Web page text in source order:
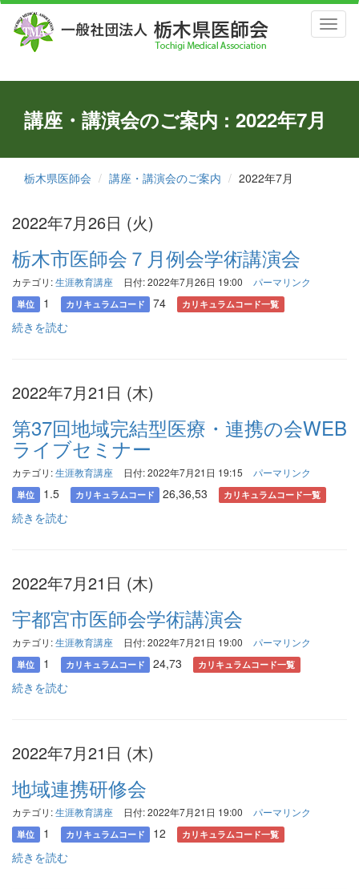
講座・講演会のご案内 : 2022年7月
栃木県医師会 講座・講演会のご案内 2022年7月
2022年7月26日 (火)
栃木市医師会７月例会学術講演会
カテゴリ:生涯教育講座 日付: 2022年7月26日 19:00 パーマリンク
単位 1 カリキュラムコード 74 カリキュラムコード一覧
続きを読む
2022年7月21日 (木)
第37回地域完結型医療・連携の会WEB
ライブセミナー
カテゴリ:生涯教育講座 日付: 2022年7月21日 19:15 パーマリンク
単位 1.5 カリキュラムコード 26,36,53 カリキュラムコード一覧
続きを読む
2022年7月21日 (木)
宇都宮市医師会学術講演会
カテゴリ:生涯教育講座 日付: 2022年7月21日 19:00 パーマリンク
単位 1 カリキュラムコード 24,73 カリキュラムコード一覧
続きを読む
2022年7月21日 (木)
地域連携研修会
カテゴリ:生涯教育講座 日付: 2022年7月21日 19:00 パーマリンク
単位 1 カリキュラムコード 12 カリキュラムコード一覧
続きを読む